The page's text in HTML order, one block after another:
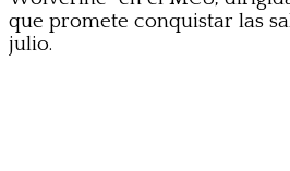
que promete conquistar las
julio.